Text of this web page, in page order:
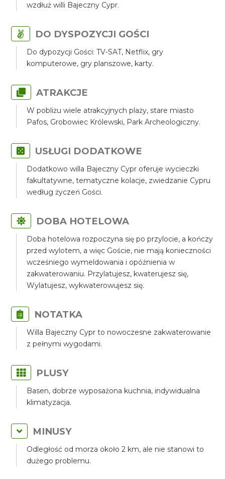
wzdłuż willi Bajeczny Cypr.
DO DYSPOZYCJI GOŚCI
Do dypozycji Gości: TV-SAT, Netflix, gry
komputerowe, gry planszowe, karty.
ATRAKCJE
W pobliżu wiele atrakcyjnych plaży, stare miasto
Pafos, Grobowiec Królewski, Park Archeologiczny.
USŁUGI DODATKOWE
Dodatkowo willa Bajeczny Cypr oferuje wycieczki
fakultatywne, tematyczne kolacje, zwiedzanie Cypru
według życzeń Gości.
DOBA HOTELOWA
Doba hotelowa rozpoczyna się po przylocie, a kończy
przed wylotem, a więc Goście, nie mają konieczności
wcześniego wymeldowania i opóźnienia w
zakwaterowaniu. Przylatujesz, kwaterujesz się,
Wylatujesz, wykwaterowujesz się.
NOTATKA
Willa Bajeczny Cypr to nowoczesne zakwaterowanie
z pełnymi wygodami.
PLUSY
Basen, dobrze wyposażona kuchnia, indywidualna
klimatyzacja.
MINUSY
Odległość od morza około 2 km, ale nie stanowi to
dużego problemu.